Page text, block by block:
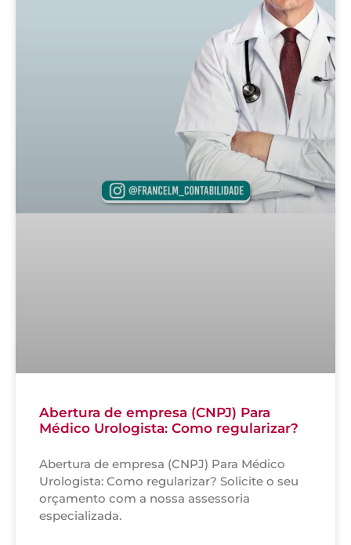
Abertura de empresa (CNPJ) Para
Médico Urologista: Como regularizar?
Abertura de empresa (CNPJ) Para Médico
Urologista: Como regularizar? Solicite o seu
orçamento com a nossa assessoria
especializada.